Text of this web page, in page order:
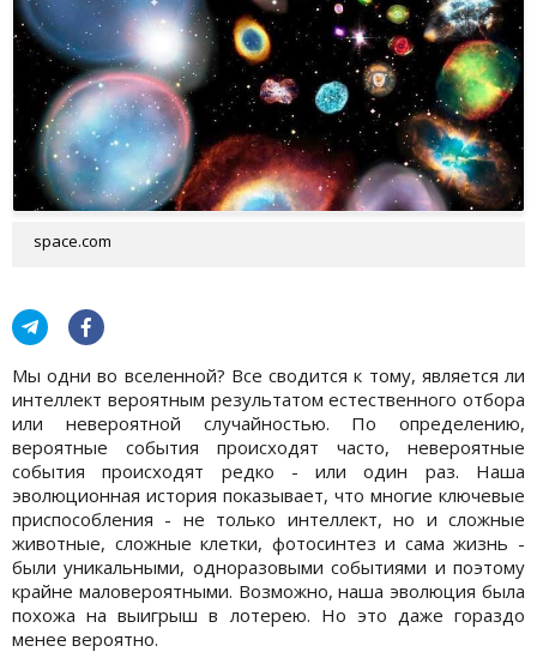
space.com
Мы одни во вселенной? Все сводится к тому, является ли
интеллект вероятным результатом естественного отбора
или невероятной случайностью. По определению,
вероятные события происходят часто, невероятные
события происходят редко - или один раз. Наша
эволюционная история показывает, что многие ключевые
приспособления - не только интеллект, но и сложные
животные, сложные клетки, фотосинтез и сама жизнь -
были уникальными, одноразовыми событиями и поэтому
крайне маловероятными. Возможно, наша эволюция была
похожа на выигрыш в лотерею. Но это даже гораздо
менее вероятно.